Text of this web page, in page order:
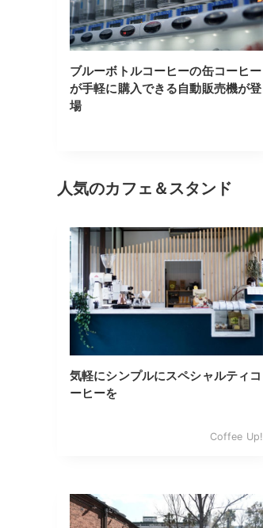
ブルーボトルコーヒーの缶コーヒー
が手軽に購入できる自動販売機が登
場
人気のカフェ＆スタンド
気軽にシンプルにスペシャルティコ
ーヒーを
Coffee Up!